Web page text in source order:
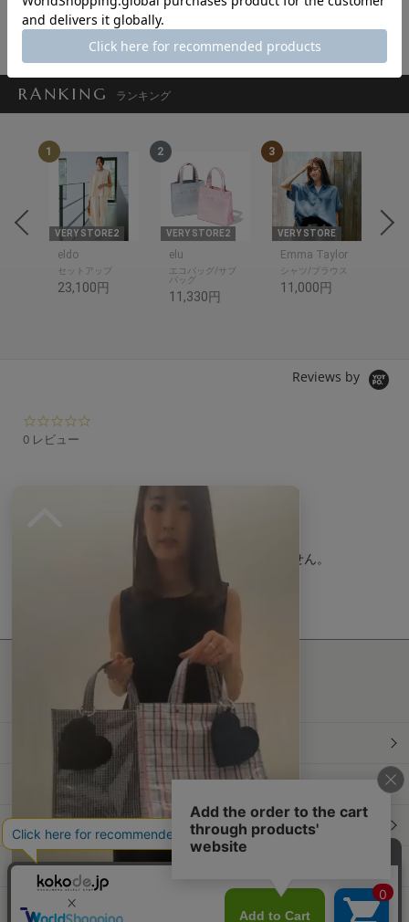
RANKING ランキング
1
VERY STORE2
eldo
セットアップ
23,100円
2
VERY STORE2
elu
エコバッグ/サブ
バッグ
11,330円
3
VERY STORE
Emma Taylor
シャツ/ブラウス
11,000円
Reviews by
0 レビュー
現在、この商品の レビュー はありません。
最新情報発信中！
おすすめ商品や
最新ファッションはこちら
和食スタイル
本屋さんへ行こう！キャンペーン
Information